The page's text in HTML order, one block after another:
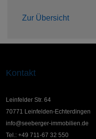
Zur Übersicht
Kontakt
Leinfelder Str. 64
70771 Leinfelden-Echterdingen
info@seeberger-immobilien.de
Tel.: +49 711-67 32 550